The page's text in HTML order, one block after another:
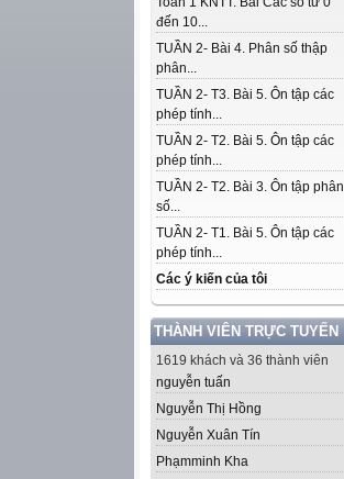
đến 10...
TUẦN 2- Bài 4. Phân số thập
phân...
TUẦN 2- T3. Bài 5. Ôn tập các
phép tính...
TUẦN 2- T2. Bài 5. Ôn tập các
phép tính...
TUẦN 2- T2. Bài 3. Ôn tập phân
số...
TUẦN 2- T1. Bài 5. Ôn tập các
phép tính...
Các ý kiến của tôi
THÀNH VIÊN TRỰC TUYẾN
1619 khách và 36 thành viên
nguyễn tuấn
Nguyễn Thị Hồng
Nguyễn Xuân Tín
Phạmminh Kha